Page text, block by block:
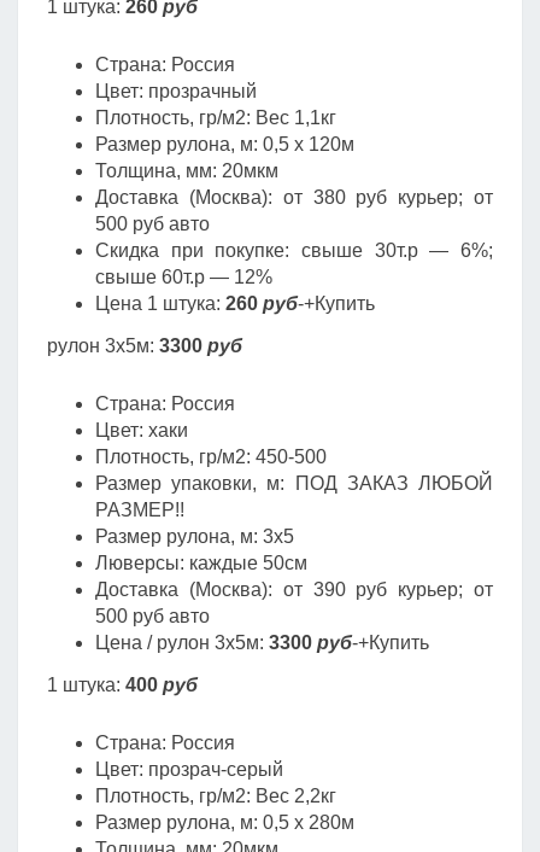
1 штука: 260 руб
Страна: Россия
Цвет: прозрачный
Плотность, гр/м2: Вес 1,1кг
Размер рулона, м: 0,5 х 120м
Толщина, мм: 20мкм
Доставка (Москва): от 380 руб курьер; от
500 руб авто
Скидка при покупке: свыше 30т.р — 6%;
свыше 60т.р — 12%
Цена 1 штука: 260 руб-+Купить
рулон 3х5м: 3300 руб
Страна: Россия
Цвет: хаки
Плотность, гр/м2: 450-500
Размер упаковки, м: ПОД ЗАКАЗ ЛЮБОЙ
РАЗМЕР!!
Размер рулона, м: 3х5
Люверсы: каждые 50см
Доставка (Москва): от 390 руб курьер; от
500 руб авто
Цена / рулон 3х5м: 3300 руб-+Купить
1 штука: 400 руб
Страна: Россия
Цвет: прозрач-серый
Плотность, гр/м2: Вес 2,2кг
Размер рулона, м: 0,5 х 280м